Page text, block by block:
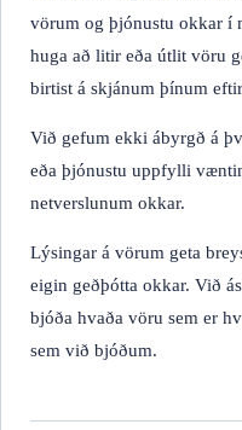
vörum og þjónustu okkar í
huga að litir eða útlit vöru
birtist á skjánum þínum
Við gefum ekki ábyrgð á
eða þjónustu uppfylli
netverslunum okkar.
Lýsingar á vörum geta
eigin geðþótta okkar. Við
bjóða hvaða vöru sem er
sem við bjóðum.